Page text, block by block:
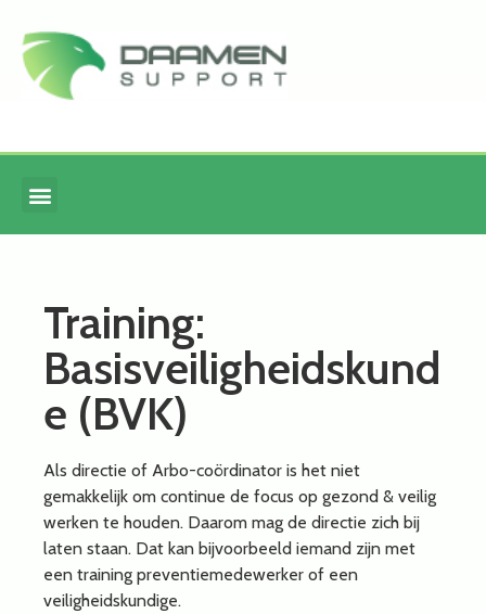
Training:
Basisveiligheidskund
e (BVK)
Als directie of Arbo-coördinator is het niet
gemakkelijk om continue de focus op gezond & veilig
werken te houden. Daarom mag de directie zich bij
laten staan. Dat kan bijvoorbeeld iemand zijn met
een training preventiemedewerker of een
veiligheidskundige.